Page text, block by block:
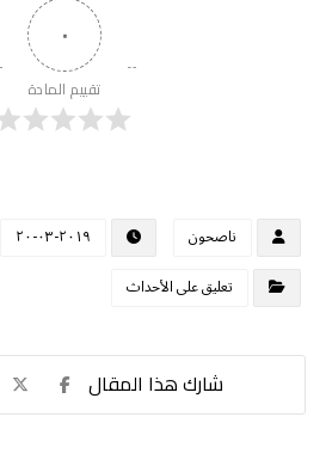
٠
تقييم المادة
ناصحون
٢٠١٩-٠٣-٢٠
تعليق على الأحداث